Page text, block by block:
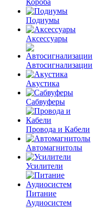
Короба
Подиумы
Аксессуары
Автосигнализации
Акустика
Сабвуферы
Провода и Кабели
Автомагнитолы
Усилители
Питание
Аудиосистем